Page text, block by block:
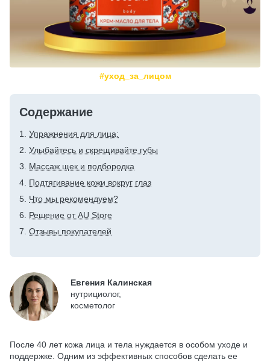
#уход_за_лицом
Содержание
Упражнения для лица:
Улыбайтесь и скрещивайте губы
Массаж щек и подбородка
Подтягивание кожи вокруг глаз
Что мы рекомендуем?
Решение от AU Store
Отзывы покупателей
Евгения Калинская
нутрициолог,
косметолог
После 40 лет кожа лица и тела нуждается в особом уходе и
поддержке. Одним из эффективных способов сделать ее